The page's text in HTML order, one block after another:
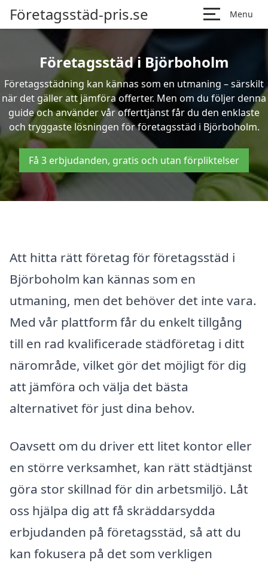
Företagsstäd-pris.se Menu
Företagsstäd i Björboholm
Företagsstädning kan kännas som en utmaning – särskilt
när det gäller att jämföra offerter. Men om du följer denna
guide och använder vår offerttjänst får du den enklaste
och tryggaste lösningen för företagsstäd i Björboholm.
Få 3 erbjudanden, gratis och utan förpliktelser
Att hitta rätt företag för företagsstäd i
Björboholm kan kännas som en
utmaning, men det behöver det inte vara.
Med vår plattform får du enkelt tillgång
till en rad kvalificerade städföretag i ditt
närområde, vilket gör det möjligt för dig
att jämföra och välja det bästa
alternativet för just dina behov.
Oavsett om du driver ett litet kontor eller
en större verksamhet, kan rätt städtjänst
göra stor skillnad för din arbetsmiljö. Låt
oss hjälpa dig att få skräddarsydda
erbjudanden på företagsstäd, så att du
kan fokusera på det som verkligen